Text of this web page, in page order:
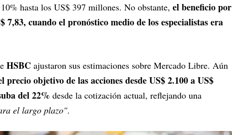
hasta los US$ 397 millones. No obstante, el beneficio por
7,83, cuando el pronóstico medio de los especialistas era
HSBC ajustaron sus estimaciones sobre Mercado Libre. Aún
precio objetivo de las acciones desde US$ 2.100 a US$
del 22% desde la cotización actual, reflejando una
el largo plazo".